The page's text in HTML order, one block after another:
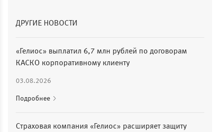
ДРУГИЕ НОВОСТИ
«Гелиос» выплатил 6,7 млн рублей по договорам
КАСКО корпоративному клиенту
03.08.2026
Подробнее
Страховая компания «Гелиос» расширяет защиту